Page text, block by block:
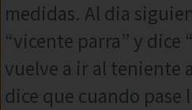
medidas. Al dia
“vicente parra” y dice
vuelve a ir al teniente
dice que cuando pase